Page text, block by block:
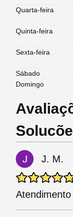
Quarta-feira
Quinta-feira
Sexta-feira
Sábado
Domingo
J. M.